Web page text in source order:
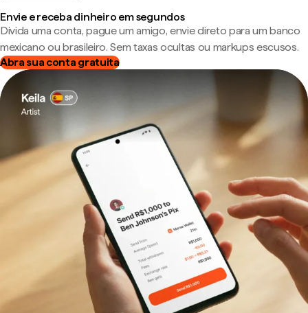
Envie e receba dinheiro em segundos
Divida uma conta, pague um amigo, envie direto para um banco
mexicano ou brasileiro. Sem taxas ocultas ou markups escusos.
Abra sua conta gratuita